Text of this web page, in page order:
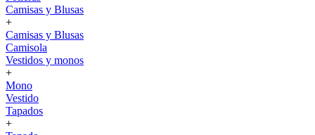
Camisas y Blusas
+
Camisas y Blusas
Camisola
Vestidos y monos
+
Mono
Vestido
Tapados
+